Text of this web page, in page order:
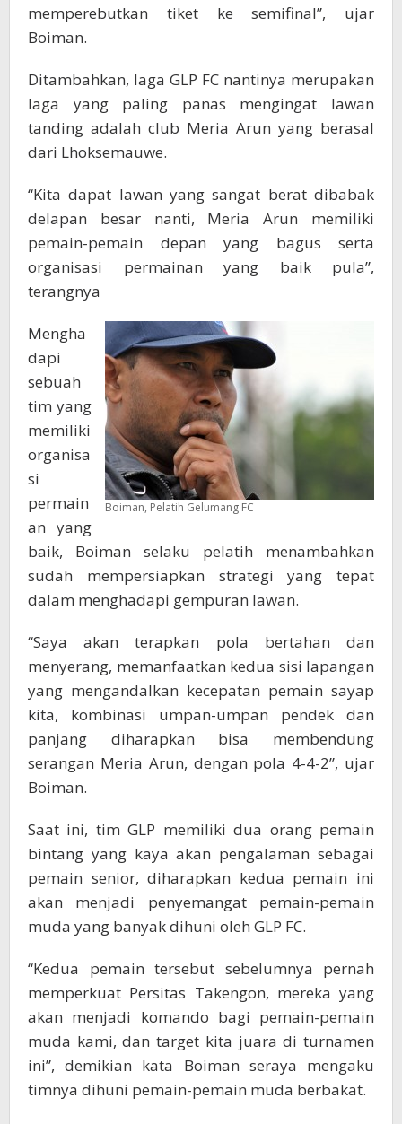
memperebutkan tiket ke semifinal”, ujar
Boiman.
Ditambahkan, laga GLP FC nantinya merupakan
laga yang paling panas mengingat lawan
tanding adalah club Meria Arun yang berasal
dari Lhoksemauwe.
“Kita dapat lawan yang sangat berat dibabak
delapan besar nanti, Meria Arun memiliki
pemain-pemain depan yang bagus serta
organisasi permainan yang baik pula”,
terangnya
Boiman, Pelatih Gelumang FC
Mengha
dapi
sebuah
tim yang
memiliki
organisa
si
permain
an yang
baik, Boiman selaku pelatih menambahkan
sudah mempersiapkan strategi yang tepat
dalam menghadapi gempuran lawan.
“Saya akan terapkan pola bertahan dan
menyerang, memanfaatkan kedua sisi lapangan
yang mengandalkan kecepatan pemain sayap
kita, kombinasi umpan-umpan pendek dan
panjang diharapkan bisa membendung
serangan Meria Arun, dengan pola 4-4-2”, ujar
Boiman.
Saat ini, tim GLP memiliki dua orang pemain
bintang yang kaya akan pengalaman sebagai
pemain senior, diharapkan kedua pemain ini
akan menjadi penyemangat pemain-pemain
muda yang banyak dihuni oleh GLP FC.
“Kedua pemain tersebut sebelumnya pernah
memperkuat Persitas Takengon, mereka yang
akan menjadi komando bagi pemain-pemain
muda kami, dan target kita juara di turnamen
ini”, demikian kata Boiman seraya mengaku
timnya dihuni pemain-pemain muda berbakat.